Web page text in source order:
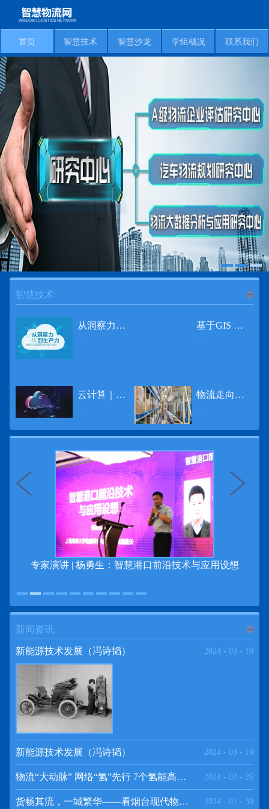
首页 智慧技术 智慧沙龙 学组概况 联系我们
智慧技术
从洞察力到生产力 伊利大数据的价值创造
...
基于GIS 的小城市交通网络分析研究
...
云计算｜边缘计算将为物联网行业带来巨大增长
...
物流走向未来的“魔法师”
...
专家演讲 | 杨勇生：智慧港口前沿技术与应用设想
新闻资讯
新能源技术发展（冯诗韬） 2024 - 03 - 19
新能源技术发展（冯诗韬） 2024 - 03 - 19
物流“大动脉” 网络“氢”先行 7个氢能高速场景落地京津冀 2024 - 02 - 26
货畅其流，一城繁华——看烟台现代物流发展 2024 - 01 - 30
频道
>>